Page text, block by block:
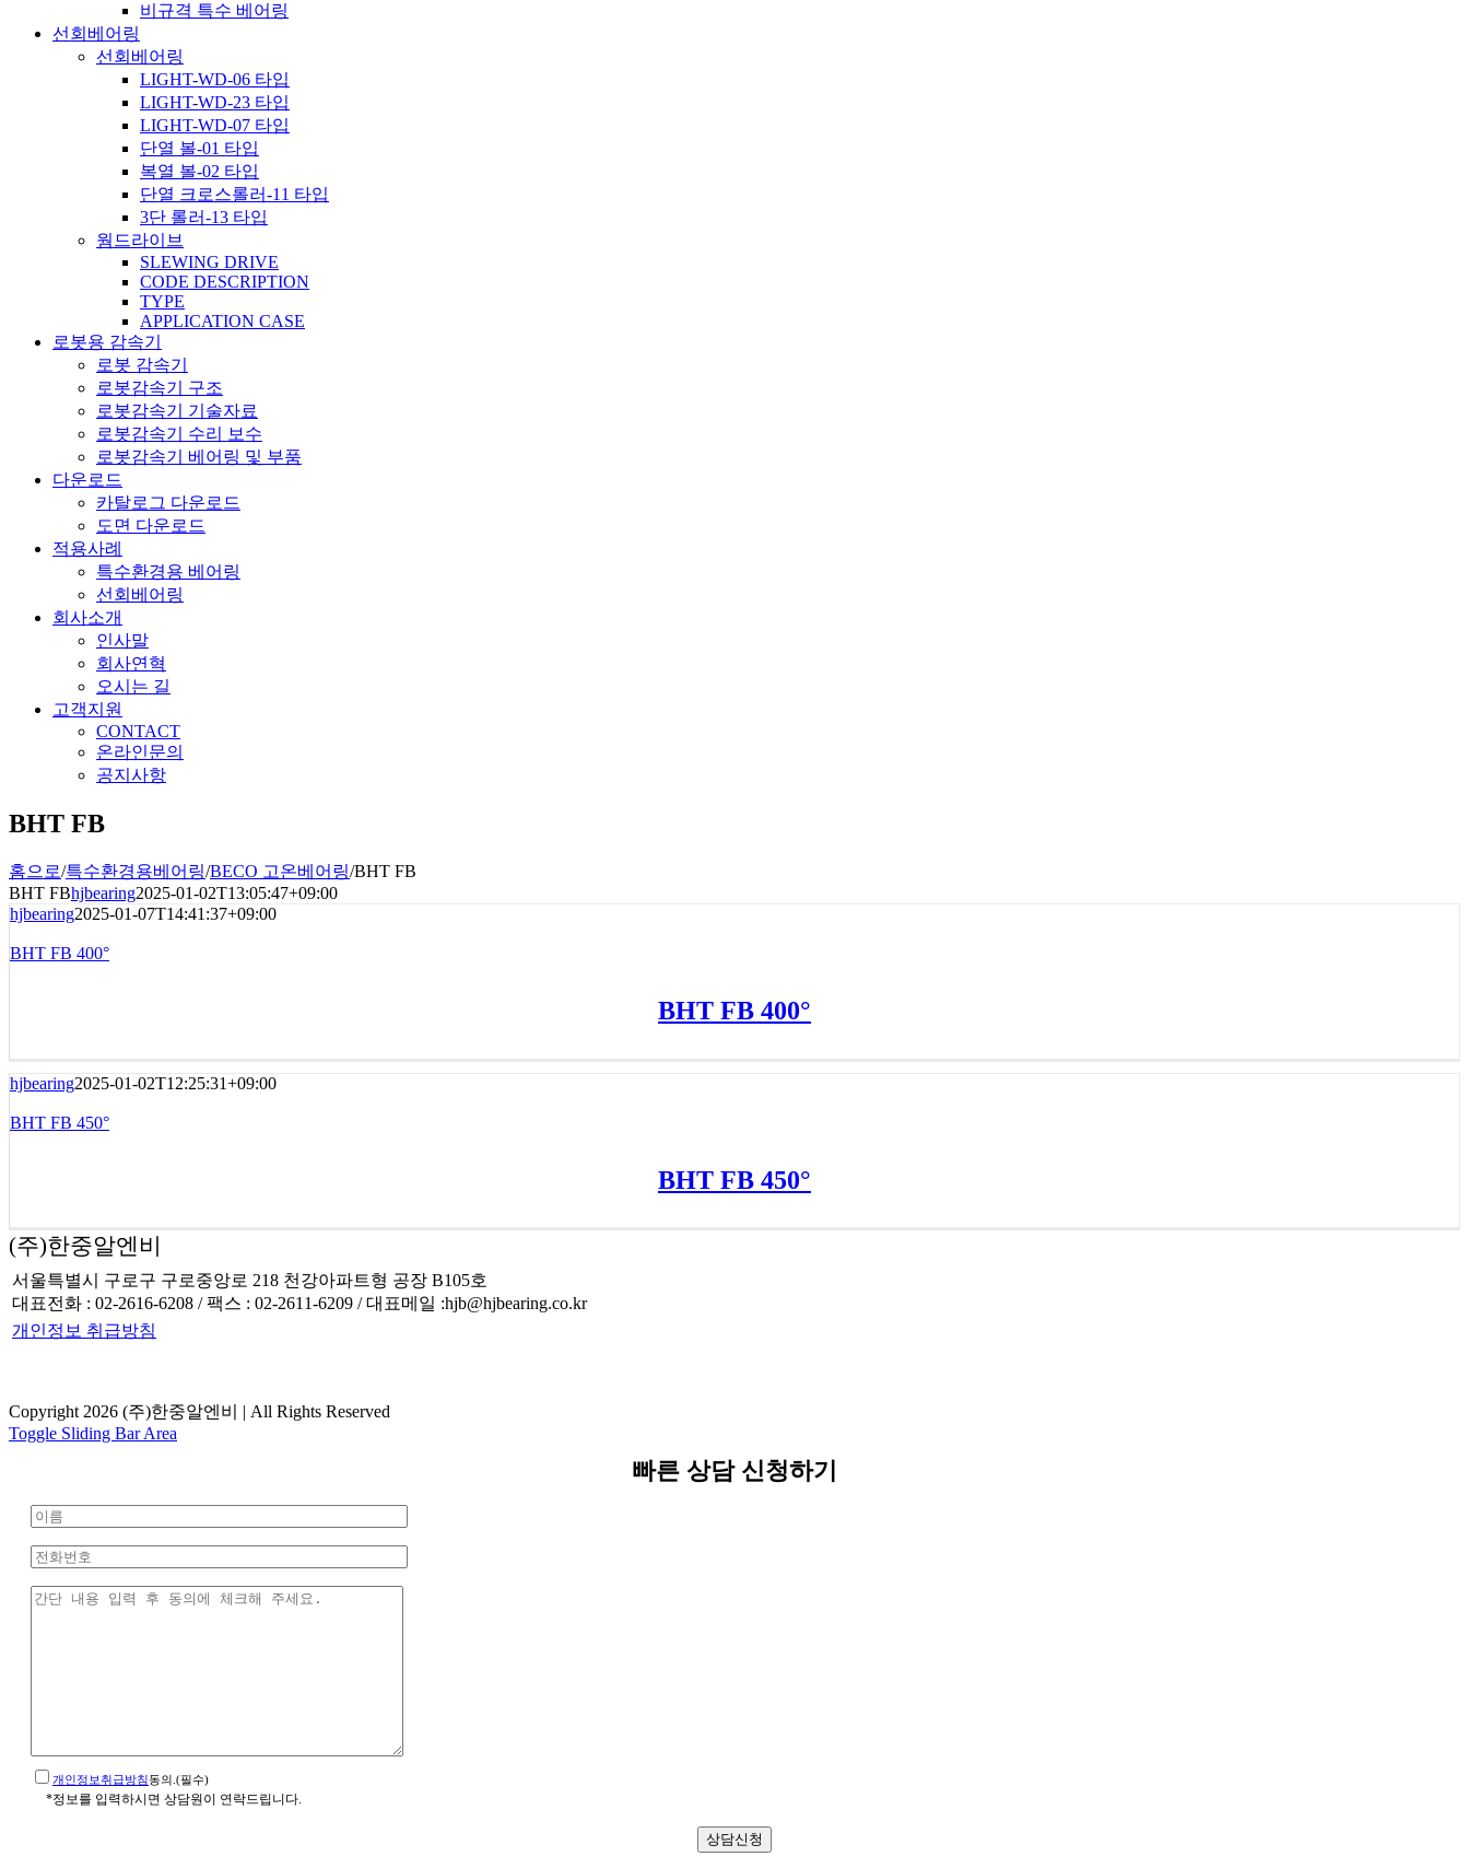
비규격 특수 베어링
선회베어링
선회베어링
LIGHT-WD-06 타입
LIGHT-WD-23 타입
LIGHT-WD-07 타입
단열 볼-01 타입
복열 볼-02 타입
단열 크로스롤러-11 타입
3단 롤러-13 타입
웜드라이브
SLEWING DRIVE
CODE DESCRIPTION
TYPE
APPLICATION CASE
로봇용 감속기
로봇 감속기
로봇감속기 구조
로봇감속기 기술자료
로봇감속기 수리 보수
로봇감속기 베어링 및 부품
다운로드
카탈로그 다운로드
도면 다운로드
적용사례
특수환경용 베어링
선회베어링
회사소개
인사말
회사연혁
오시는 길
고객지원
CONTACT
온라인문의
공지사항
BHT FB
홈으로/특수환경용베어링/BECO 고온베어링/BHT FB
BHT FBhjbearing2025-01-02T13:05:47+09:00
hjbearing2025-01-07T14:41:37+09:00
BHT FB 400°
BHT FB 400°
hjbearing2025-01-02T12:25:31+09:00
BHT FB 450°
BHT FB 450°
(주)한중알엔비
서울특별시 구로구 구로중앙로 218 천강아파트형 공장 B105호
대표전화 : 02-2616-6208 / 팩스 : 02-2611-6209 / 대표메일 :hjb@hjbearing.co.kr
개인정보 취급방침
Copyright 2026 (주)한중알엔비 | All Rights Reserved
Toggle Sliding Bar Area
빠른 상담 신청하기
개인정보취급방침동의.(필수)
*정보를 입력하시면 상담원이 연락드립니다.